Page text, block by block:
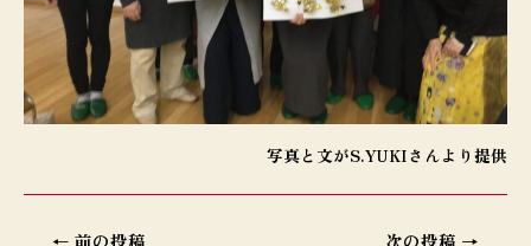
写真と文がS.YUKIさんより提供
← 前の投稿 次の投稿 →